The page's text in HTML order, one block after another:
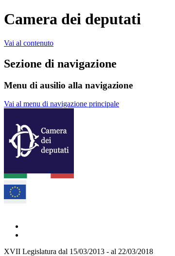
Camera dei deputati
Vai al contenuto
Sezione di navigazione
Menu di ausilio alla navigazione
Vai al menu di navigazione principale
XVII Legislatura dal 15/03/2013 - al 22/03/2018